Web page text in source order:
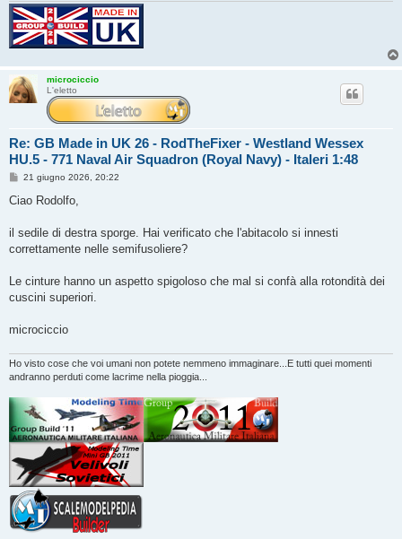
microciccio
L'eletto
Re: GB Made in UK 26 - RodTheFixer - Westland Wessex
HU.5 - 771 Naval Air Squadron (Royal Navy) - Italeri 1:48
M
s
g
i
21 giugno 2026, 20:22
Ciao Rodolfo,
il sedile di destra sporge. Hai verificato che l'abitacolo si innesti
correttamente nelle semifusoliere?
Le cinture hanno un aspetto spigoloso che mal si confà alla rotondità dei
cuscini superiori.
microciccio
Ho visto cose che voi umani non potete nemmeno immaginare...E tutti quei momenti
andranno perduti come lacrime nella pioggia...